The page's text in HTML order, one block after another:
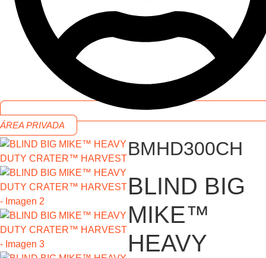
ÁREA PRIVADA
BMHD300CH
BLIND BIG
MIKE™
HEAVY